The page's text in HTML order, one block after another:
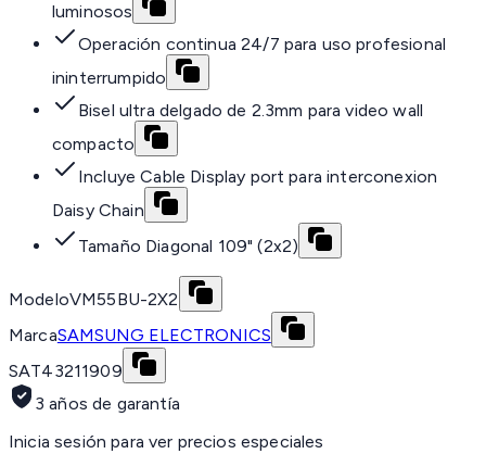
luminosos
Operación continua 24/7 para uso profesional
ininterrumpido
Bisel ultra delgado de 2.3mm para video wall
compacto
Incluye Cable Display port para interconexion
Daisy Chain
Tamaño Diagonal 109" (2x2)
ModeloVM55BU-2X2
MarcaSAMSUNG ELECTRONICS
SAT43211909
3 años de garantía
Inicia sesión para ver precios especiales